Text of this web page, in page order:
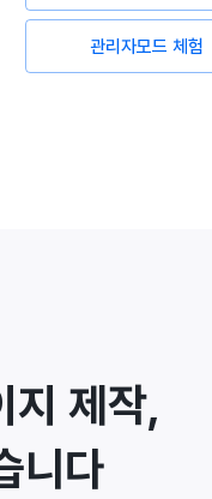
관리자모드 체험
지 제작,
니다